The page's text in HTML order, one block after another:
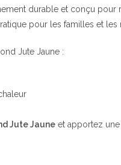
durable et conçu pour
pour les familles et les
Jute Jaune :
Jute Jaune et apportez une